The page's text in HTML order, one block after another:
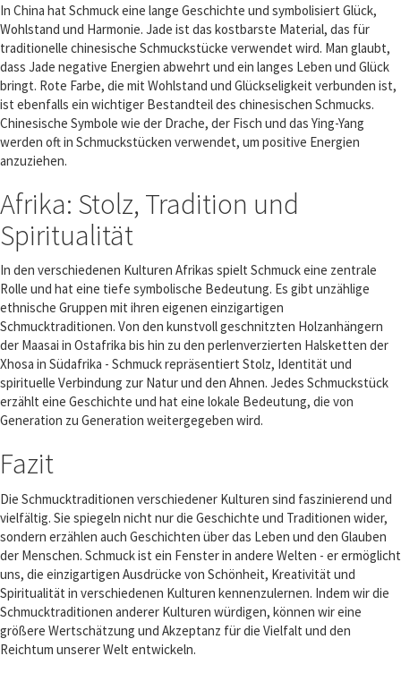
In China hat Schmuck eine lange Geschichte und symbolisiert Glück,
Wohlstand und Harmonie. Jade ist das kostbarste Material, das für
traditionelle chinesische Schmuckstücke verwendet wird. Man glaubt,
dass Jade negative Energien abwehrt und ein langes Leben und Glück
bringt. Rote Farbe, die mit Wohlstand und Glückseligkeit verbunden ist,
ist ebenfalls ein wichtiger Bestandteil des chinesischen Schmucks.
Chinesische Symbole wie der Drache, der Fisch und das Ying-Yang
werden oft in Schmuckstücken verwendet, um positive Energien
anzuziehen.
Afrika: Stolz, Tradition und
Spiritualität
In den verschiedenen Kulturen Afrikas spielt Schmuck eine zentrale
Rolle und hat eine tiefe symbolische Bedeutung. Es gibt unzählige
ethnische Gruppen mit ihren eigenen einzigartigen
Schmucktraditionen. Von den kunstvoll geschnitzten Holzanhängern
der Maasai in Ostafrika bis hin zu den perlenverzierten Halsketten der
Xhosa in Südafrika - Schmuck repräsentiert Stolz, Identität und
spirituelle Verbindung zur Natur und den Ahnen. Jedes Schmuckstück
erzählt eine Geschichte und hat eine lokale Bedeutung, die von
Generation zu Generation weitergegeben wird.
Fazit
Die Schmucktraditionen verschiedener Kulturen sind faszinierend und
vielfältig. Sie spiegeln nicht nur die Geschichte und Traditionen wider,
sondern erzählen auch Geschichten über das Leben und den Glauben
der Menschen. Schmuck ist ein Fenster in andere Welten - er ermöglicht
uns, die einzigartigen Ausdrücke von Schönheit, Kreativität und
Spiritualität in verschiedenen Kulturen kennenzulernen. Indem wir die
Schmucktraditionen anderer Kulturen würdigen, können wir eine
größere Wertschätzung und Akzeptanz für die Vielfalt und den
Reichtum unserer Welt entwickeln.